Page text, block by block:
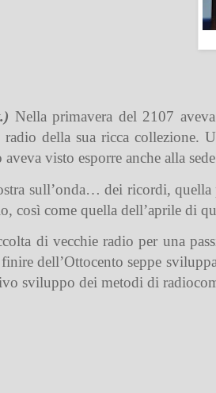
Nella primavera del 2107
radio della sua ricca collezione.
visto esporre anche alla
sull’onda… dei ricordi, quella
così come quella dell’aprile di
di vecchie radio per una
dell’Ottocento seppe
sviluppo dei metodi di